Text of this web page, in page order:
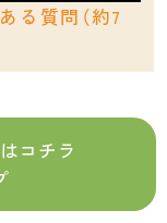
る質問（約7
コチラ